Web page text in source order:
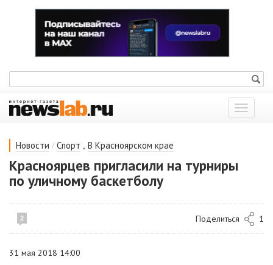
Показать
меню
Новости / Спорт , В Красноярском крае
Красноярцев пригласили на турниры
по уличному баскетболу
2 Поделиться 1
31 мая 2018 14:00